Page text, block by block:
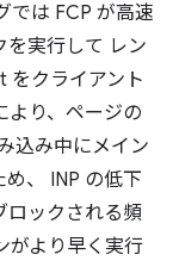
では FCP が高速
を実行して レン
をクライアント
より、ページの
込み中にメイン
、 INP の低下
ロックされる頻
がより早く実行